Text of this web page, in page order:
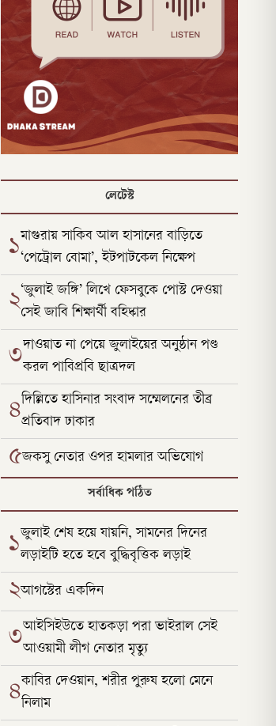
লেটেস্ট
১মাগুরায় সাকিব আল হাসানের বাড়িতে
‘পেট্রোল বোমা’, ইটপাটকেল নিক্ষেপ
২‘জুলাই জঙ্গি’ লিখে ফেসবুকে পোস্ট দেওয়া
সেই জাবি শিক্ষার্থী বহিষ্কার
৩দাওয়াত না পেয়ে জুলাইয়ের অনুষ্ঠান পণ্ড
করল পাবিপ্রবি ছাত্রদল
৪দিল্লিতে হাসিনার সংবাদ সম্মেলনের তীব্র
প্রতিবাদ ঢাকার
৫জকসু নেতার ওপর হামলার অভিযোগ
সর্বাধিক পঠিত
১জুলাই শেষ হয়ে যায়নি, সামনের দিনের
লড়াইটি হতে হবে বুদ্ধিবৃত্তিক লড়াই
২আগস্টের একদিন
৩আইসিইউতে হাতকড়া পরা ভাইরাল সেই
আওয়ামী লীগ নেতার মৃত্যু
৪কাবির দেওয়ান, শরীর পুরুষ হলো মেনে
নিলাম